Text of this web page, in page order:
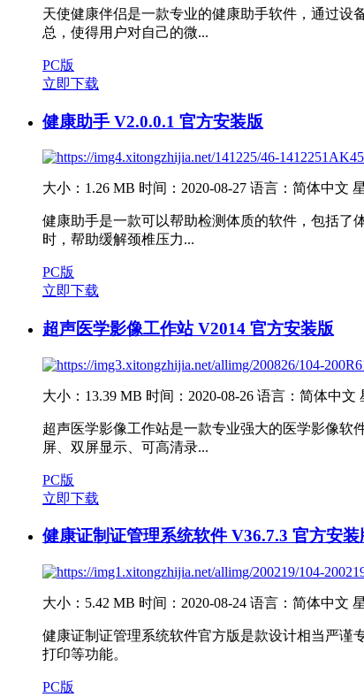
天使健康伴侣是一款专业的健康助手软件，通过设
总，使得用户对自己的微...
PC版
立即下载
健康助手 V2.0.0.1 官方安装版
大小：1.26 MB 时间：2020-08-27 语言：简体中文
健康助手是一款可以帮助检测体质的软件，包括了
时，帮助缓解颈椎压力...
PC版
立即下载
超声医学影像工作站 V2014 官方安装版
大小：13.39 MB 时间：2020-08-26 语言：简体中文
超声医学影像工作站是一款专业强大的医学影像软
屏、双屏显示、可高清录...
PC版
立即下载
健康证制证管理系统软件 V36.7.3 官方安装
大小：5.42 MB 时间：2020-08-24 语言：简体中文
健康证制证管理系统软件官方版是款设计相当严谨
打印等功能。
PC版